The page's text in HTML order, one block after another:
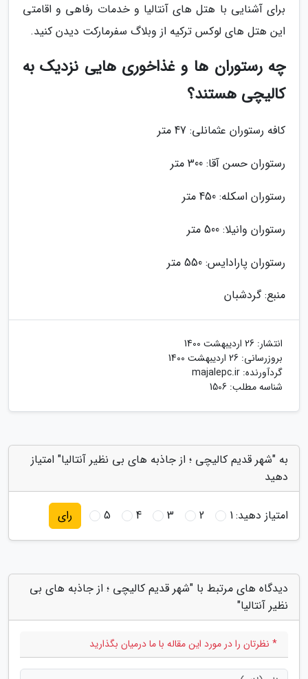
برای آشنایی با هتل های آنتالیا و خدمات رفاهی و اقامتی
این هتل های لوکس ترکیه از وبلاگ سفرمارکت دیدن کنید.
چه رستوران ها و غذاخوری هایی نزدیک به
کالیچی هستند؟
کافه رستوران عثمانلی: 47 متر
رستوران حسن آقا: 300 متر
رستوران اسکله: 450 متر
رستوران وانیلا: 500 متر
رستوران پارادایس: 550 متر
منبع: گردشبان
انتشار: 26 اردیبهشت 1400
بروزرسانی: 26 اردیبهشت 1400
گردآورنده: majalepc.ir
شناسه مطلب: 1506
به "شهر قدیم کالیچی ؛ از جاذبه های بی نظیر آنتالیا" امتیاز
دهید
امتیاز دهید:1
2
3
4
5 رای
دیدگاه های مرتبط با "شهر قدیم کالیچی ؛ از جاذبه های بی
نظیر آنتالیا"
* نظرتان را در مورد این مقاله با ما درمیان بگذارید